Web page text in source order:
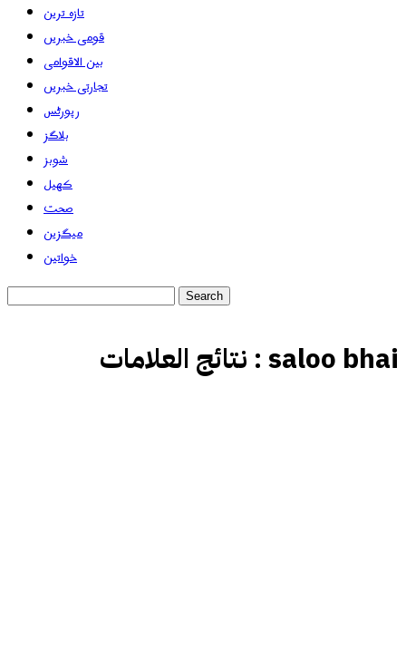
تازہ ترین
قومی خبریں
بین الاقوامی
تجارتی خبریں
رپورٹس
بلاگز
شوبز
کھیل
صحت
میگزین
خواتین
نتائج العلامات : saloo bhai